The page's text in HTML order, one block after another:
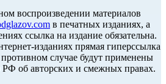
воспроизведении материалов
в печатных изданиях, а
ссылка на издание обязательна.
изданиях прямая гиперссылка
противном случае будут применены
РФ об авторских и смежных правах.